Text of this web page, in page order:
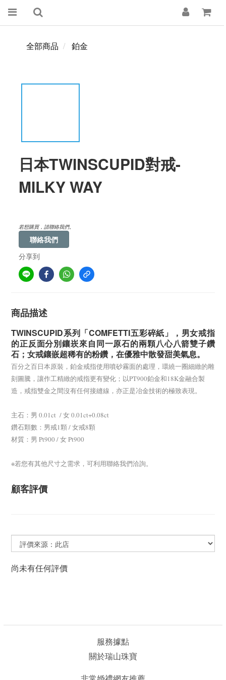
全部商品 鉑金
日本TWINSCUPID對戒-
MILKY WAY
若想購買，請聯絡我們。
聯絡我們
分享到
商品描述
TWINSCUPID系列「COMFETTI五彩碎紙」，男女戒指
的正反面分別鑲崁來自同一原石的兩顆八心八箭雙子鑽
石；女戒鑲嵌超稀有的粉鑽，在優雅中散發甜美氣息。
百分之百日本原裝，鉑金戒指使用噴砂霧面的處理，環繞一圈細緻的雕
刻圖騰，讓作工精緻的戒指更有變化；以PT900鉑金和18K金融合製
造，戒指雙金之間沒有任何接縫線，亦正是冶金技術的極致表現。
主石：男 0.01ct / 女 0.01ct+0.08ct
鑽石顆數：男戒1顆 / 女戒8顆
材質：男 Pt900 / 女 Pt900
※若您有其他尺寸之需求，可利用聯絡我們洽詢。
顧客評價
尚未有任何評價
服務據點
關於瑞山珠寶